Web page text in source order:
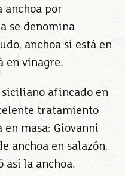
anchoa por
se denomina
anchoa si está en
en vinagre.
afincado en
tratamiento
en masa: Giovanni
anchoa en salazón,
así la anchoa.